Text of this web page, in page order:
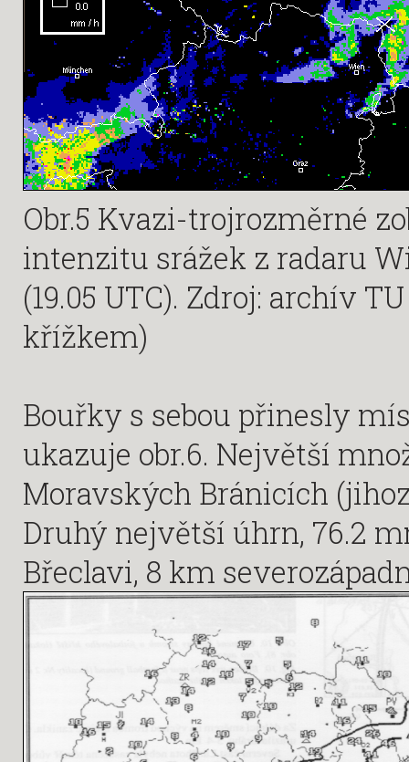
Obr.5 Kvazi-trojrozměrné
intenzitu srážek z radaru
(19.05 UTC). Zdroj: archív
křížkem)
Bouřky s sebou přinesly
ukazuje obr.6. Největší
Moravských Bránicích
Druhý největší úhrn, 76.2
Břeclavi, 8 km